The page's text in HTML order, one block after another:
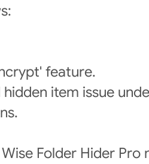
feature.
item issue
Folder Hider Pro